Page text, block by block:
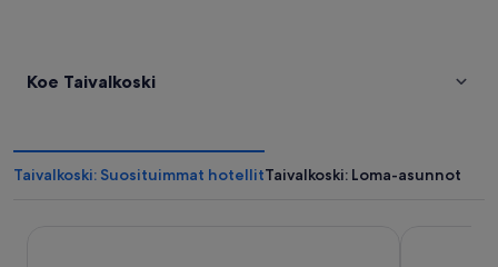
Koe Taivalkoski
Taivalkoski: Suosituimmat hotellitTaivalkoski: Loma-asunnot